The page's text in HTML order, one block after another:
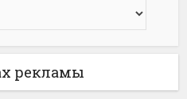
рекламы